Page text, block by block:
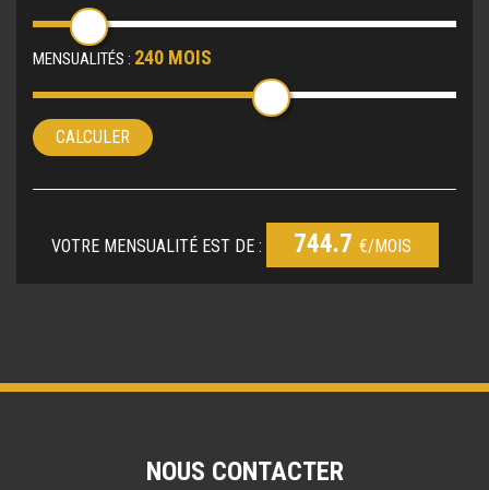
MENSUALITÉS : 240 MOIS
CALCULER
VOTRE MENSUALITÉ EST DE : 744.7 €/MOIS
NOUS CONTACTER